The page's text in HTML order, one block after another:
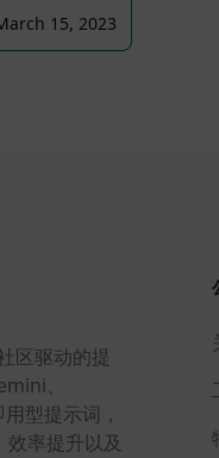
15, 2023
区驱动的提
、
型提示词，
效率提升以及